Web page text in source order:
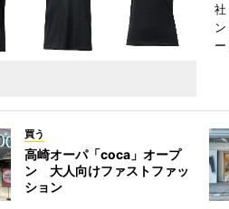
社
買う
高崎オーパ「coca」オープ
ン 大人向けファストファッ
ション